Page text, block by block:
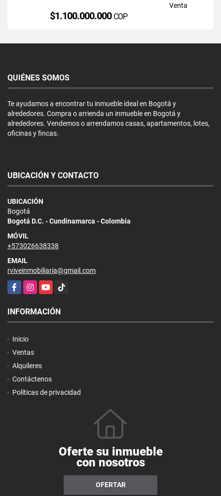
Venta
$1.100.000.000 COP
QUIÉNES SOMOS
Te ayudamos a encontrar tu inmueble ideal en Bogotá y
alrededores. Compra o arrienda un inmueble en Bogotá y
alrededores. Vendemos o arrendamos casas, apartamentos, lotes,
oficinas y fincas.
UBICACIÓN Y CONTACTO
UBICACIÓN
Bogotá
Bogotá D.C. - Cundinamarca - Colombia
MÓVIL
+573026638338
EMAIL
rviveinmobiliaria@gmail.com
FacebookInstagramYouTubeTikTok
INFORMACIÓN
Inicio
Ventas
Alquileres
Contáctenos
Políticas de privacidad
Oferte su inmueble
con nosotros
OFERTAR